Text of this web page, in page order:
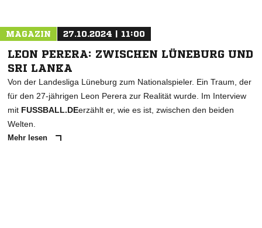
MAGAZIN 27.10.2024 | 11:00
LEON PERERA: ZWISCHEN LÜNEBURG UND
SRI LANKA
Von der Landesliga Lüneburg zum Nationalspieler. Ein Traum, der
für den 27-jährigen Leon Perera zur Realität wurde. Im Interview
mit FUSSBALL.DEerzählt er, wie es ist, zwischen den beiden
Welten.
Mehr lesen